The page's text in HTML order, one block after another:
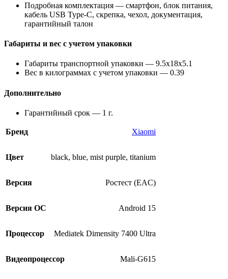
Подробная комплектация — смартфон, блок питания,
кабель USB Type-C, скрепка, чехол, документация,
гарантийный талон
Габариты и вес с учетом упаковки
Габариты транспортной упаковки — 9.5x18x5.1
Вес в килограммах с учетом упаковки — 0.39
Дополнительно
Гарантийный срок — 1 г.
Бренд Xiaomi
Цвет black, blue, mist purple, titanium
Версия Ростест (EAC)
Версия ОС Android 15
Процессор Mediatek Dimensity 7400 Ultra
Видеопроцессор Mali-G615